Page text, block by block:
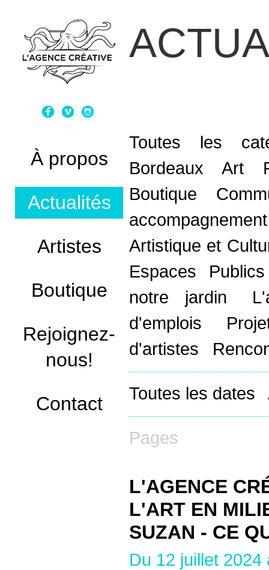
À propos
Actualités
Artistes
Boutique
Rejoignez-
nous!
Contact
Toutes les
Bordeaux Art
Boutique
accompagnement
Artistique et
Espaces
notre jardin
d'emplois
d'artistes
Toutes les dates
Pages
L'AGENCE
L'ART EN
SUZAN - CE
Du 12 juillet